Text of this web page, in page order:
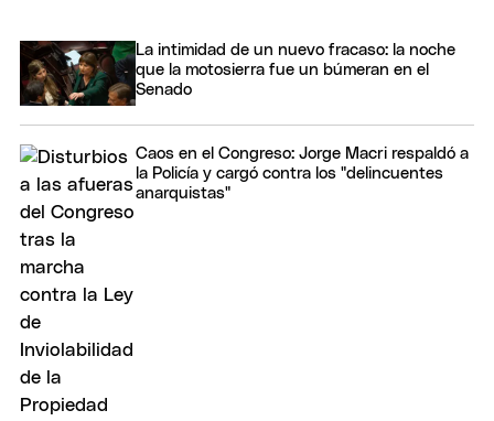
La intimidad de un nuevo fracaso: la noche
que la motosierra fue un búmeran en el
Senado
Caos en el Congreso: Jorge Macri respaldó a
la Policía y cargó contra los "delincuentes
anarquistas"